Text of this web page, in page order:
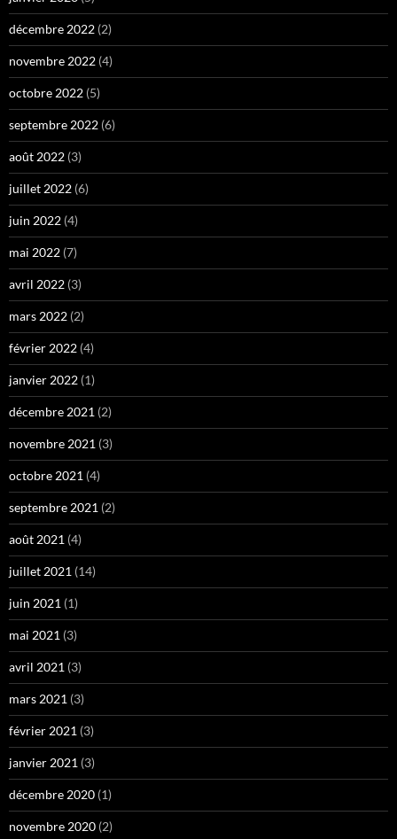
décembre 2022 (2)
novembre 2022 (4)
octobre 2022 (5)
septembre 2022 (6)
août 2022 (3)
juillet 2022 (6)
juin 2022 (4)
mai 2022 (7)
avril 2022 (3)
mars 2022 (2)
février 2022 (4)
janvier 2022 (1)
décembre 2021 (2)
novembre 2021 (3)
octobre 2021 (4)
septembre 2021 (2)
août 2021 (4)
juillet 2021 (14)
juin 2021 (1)
mai 2021 (3)
avril 2021 (3)
mars 2021 (3)
février 2021 (3)
janvier 2021 (3)
décembre 2020 (1)
novembre 2020 (2)